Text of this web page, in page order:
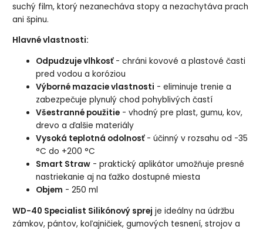
suchý film, ktorý nezanecháva stopy a nezachytáva prach
ani špinu.
Hlavné vlastnosti:
Odpudzuje vlhkosť- chráni kovové a plastové časti
pred vodou a koróziou
Výborné mazacie vlastnosti - eliminuje trenie a
zabezpečuje plynulý chod pohyblivých častí
Všestranné použitie - vhodný pre plast, gumu, kov,
drevo a ďalšie materiály
Vysoká teplotná odolnosť- účinný v rozsahu od -35
°C do +200 °C
Smart Straw - praktický aplikátor umožňuje presné
nastriekanie aj na ťažko dostupné miesta
Objem - 250 ml
WD-40 Specialist Silikónový sprej je ideálny na údržbu
zámkov, pántov, koľajničiek, gumových tesnení, strojov a